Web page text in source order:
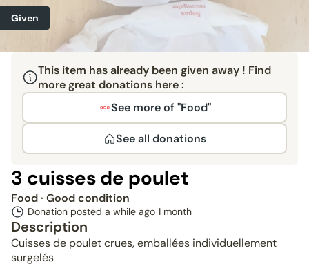
Given
This item has already been given away ! Find
more great donations here :
See more of "Food"
See all donations
3 cuisses de poulet
Food· Good condition
Donation posted a while ago 1 month
Description
Cuisses de poulet crues, emballées individuellement
surgelés